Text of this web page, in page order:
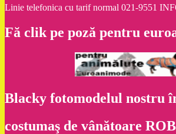
Linie telefonica cu tarif normal 021-9551
Fă clik pe poză pentru
Blacky fotomodelul nostru
costumaş de vânătoare